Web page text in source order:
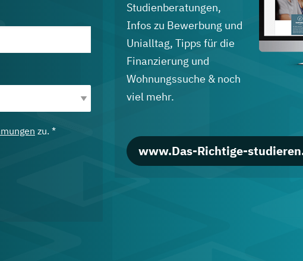
zu. *
Studienberatungen,
Infos zu Bewerbung und
Unialltag, Tipps für die
Finanzierung und
Wohnungssuche & noch
viel mehr.
www.Das-Richtige-